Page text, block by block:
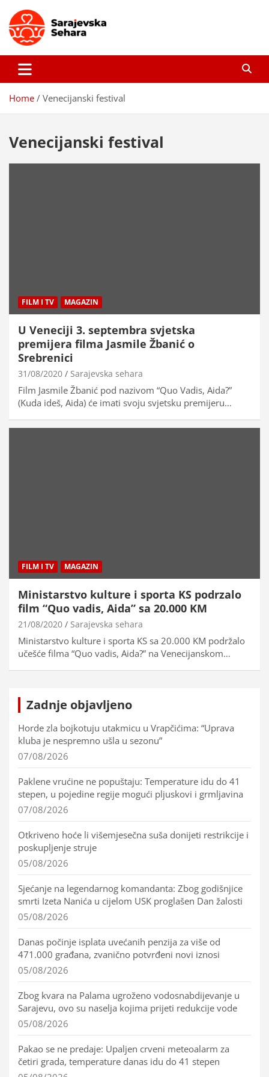
content
Sarajevska sehara
Home Venecijanski festival
Venecijanski festival
FILM I TV MAGAZIN
U Veneciji 3. septembra svjetska
premijera filma Jasmile Žbanić o
Srebrenici
31/08/2020 Sarajevska sehara
Film Jasmile Žbanić pod nazivom “Quo Vadis, Aida?”
(Kuda ideš, Aida) će imati svoju svjetsku premijeru…
FILM I TV MAGAZIN
Ministarstvo kulture i sporta KS podrzalo
film “Quo vadis, Aida” sa 20.000 KM
21/08/2020 Sarajevska sehara
Ministarstvo kulture i sporta KS sa 20.000 KM podržalo
učešće filma “Quo vadis, Aida?” na Venecijanskom…
Zadnje objavljeno
Horde zla bojkotuju utakmicu u Vrapčićima: “Uprava
kluba je nespremno ušla u sezonu”
07/08/2026
Paklene vrućine ne popuštaju: Temperature idu do 41
stepen, u pojedine regije mogući pljuskovi i grmljavina
07/08/2026
Otkriveno hoće li višemjesečna suša donijeti restrikcije i
poskupljenje struje
05/08/2026
Sjećanje na legendarnog komandanta: Zbog godišnjice
smrti Izeta Nanića u cijelom USK proglašen Dan žalosti
05/08/2026
Danas počinje isplata uvećanih penzija za više od
471.000 građana, zvanično potvrđeni novi iznosi
05/08/2026
Zbog kvara na Palama ugroženo vodosnabdijevanje u
Sarajevu, ovo su naselja kojima prijeti redukcije vode
05/08/2026
Pakao se ne predaje: Upaljen crveni meteoalarm za
četiri grada, temperature danas idu do 41 stepen